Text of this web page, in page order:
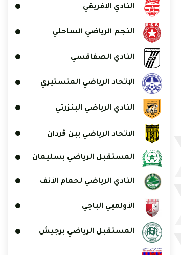
النادي الإفريقي
النجم الرياضي الساحلي
النادي الصفاقسي
الإتحاد الرياضي المنستيري
النادي الرياضي البنزرتي
الاتحاد الرياضي ببن ڨردان
المستقبل الرياضي بسليمان
النادي الرياضي لحمام الأنف
الأولمبي الباجي
المستقبل الرياضي برجيش